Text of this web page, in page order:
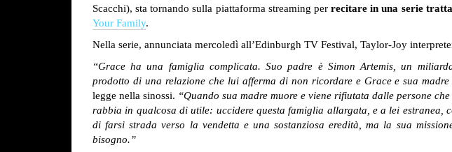
Scacchi), sta tornando sulla piattaforma streaming perrecitare in una serie
Your Family.
Nella serie, annunciata mercoledì all’Edinburgh TV Festival, Taylor-Joy
“Grace ha una famiglia complicata. Suo padre è Simon Artemis, un
prodotto di una relazione che lui afferma di non ricordare e Grace e sua
legge nella sinossi. “Quando sua madre muore e viene rifiutata dalle persone
rabbia in qualcosa di utile: uccidere questa famiglia allargata, e a lei estranea,
di farsi strada verso la vendetta e una sostanziosa eredità, ma la sua
bisogno.”